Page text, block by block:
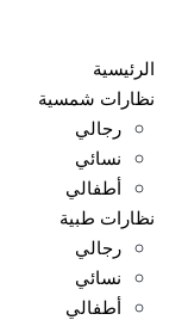
contentالرئيسية
نظارات شمسية
رجالي
نسائي
أطفالي
نظارات طبية
رجالي
نسائي
أطفالي